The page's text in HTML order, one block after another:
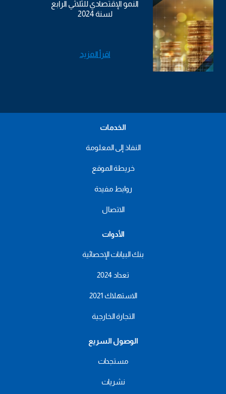
النمو الإقتصادي للثلاثي الرابع
لسنة 2024
اقرأ المزيد
الخدمات
النفاذ إلى المعلومة
خريطة الموقع
روابط مفيدة
الاتصال
الأدوات
بنك البيانات الإحصائية
تعداد 2024
الاستهلاك 2021
التجارة الخارجية
الوصول السريع
مستجدات
نشريات